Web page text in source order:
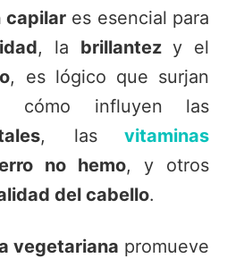
capilares esencial para
, la brillantezy el
, es lógico que surjan
cómo influyen las
, las
vitaminas
no hemo, y otros
del cabello.
vegetariana promueve